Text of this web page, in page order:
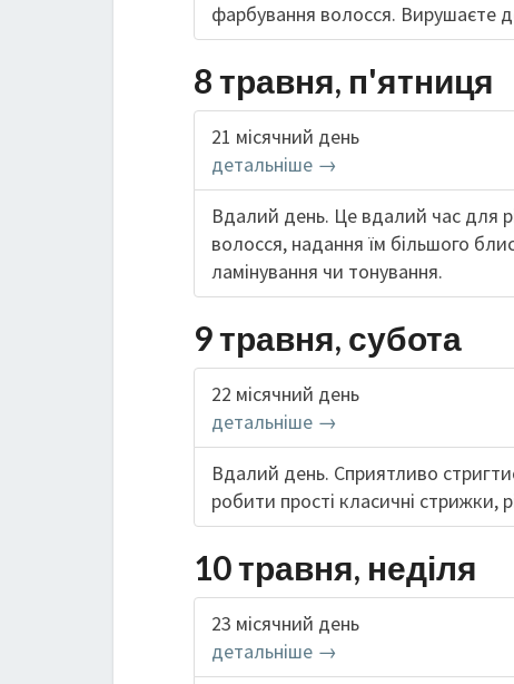
фарбування волосся. Вирушаєте
8 травня, п'ятниця
21 місячний день
детальніше →
Вдалий день. Це вдалий час для
волосся, надання їм більшого
ламінування чи тонування.
9 травня, субота
22 місячний день
детальніше →
Вдалий день. Сприятливо
робити прості класичні стрижки,
10 травня, неділя
23 місячний день
детальніше →